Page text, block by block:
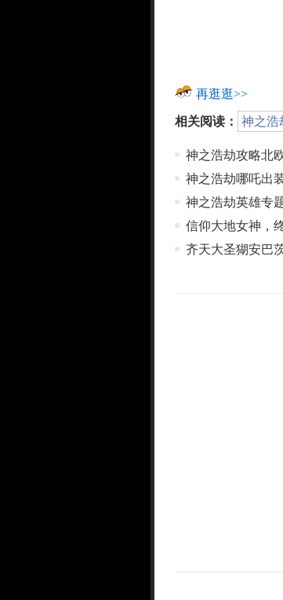
再逛逛>>
相关阅读： 神之浩
神之浩劫攻略北
神之浩劫哪吒出
神之浩劫英雄专
信仰大地女神，
齐天大圣猢安巴